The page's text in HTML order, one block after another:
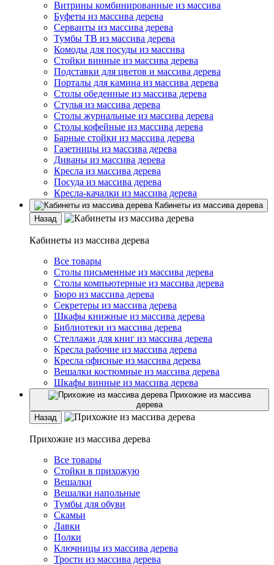
Витрины комбинированные из массива
Буфеты из массива дерева
Серванты из массива дерева
Тумбы ТВ из массива дерева
Комоды для посуды из массива
Стойки винные из массива дерева
Подставки для цветов и массива дерева
Порталы для камина из массива дерева
Столы обеденные из массива дерева
Стулья из массива дерева
Столы журнальные из массива дерева
Столы кофейные из массива дерева
Барные стойки из массива дерева
Газетницы из массива дерева
Диваны из массива дерева
Кресла из массива дерева
Посуда из массива дерева
Кресла-качалки из массива дерева
Кабинеты из массива дерева
Назад
Кабинеты из массива дерева
Все товары
Столы письменные из массива дерева
Столы компьютерные из массива дерева
Бюро из массива дерева
Секретеры из массива дерева
Шкафы книжные из массива дерева
Библиотеки из массива дерева
Стеллажи для книг из массива дерева
Кресла рабочие из массива дерева
Кресла офисные из массива дерева
Вешалки костюмные из массива дерева
Шкафы винные из массива дерева
Прихожие из массива
дерева
Назад
Прихожие из массива дерева
Все товары
Стойки в прихожую
Вешалки
Вешалки напольные
Тумбы для обуви
Скамьи
Лавки
Полки
Ключницы из массива дерева
Трости из массива дерева